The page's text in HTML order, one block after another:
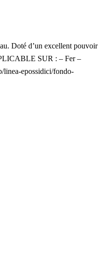
Doté d’un excellent pouvoir
SUR : – Fer –
linea-epossidici/fondo-